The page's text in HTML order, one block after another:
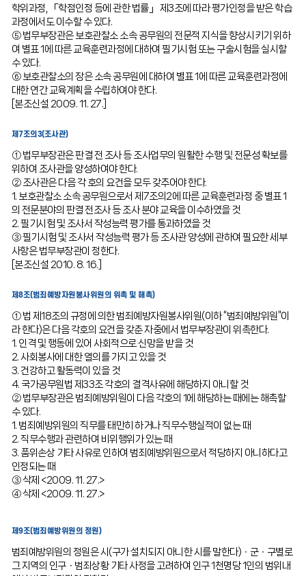
학위과정, 「학점인정 등에 관한 법률」 제3조에 따라 평가인정을 받은 학습
과정에서도 이수할 수 있다.
⑤ 법무부장관은 보호관찰소 소속 공무원의 전문적 지식을 향상시키기 위하
여 별표 1에 따른 교육훈련과정에 대하여 필기시험 또는 구술시험을 실시할
수 있다.
⑥ 보호관찰소의 장은 소속 공무원에 대하여 별표 1에 따른 교육훈련과정에
대한 연간 교육계획을 수립하여야 한다.
[본조신설 2009. 11. 27.]
제7조의3(조사관)
① 법무부장관은 판결 전 조사 등 조사업무의 원활한 수행 및 전문성 확보를
위하여 조사관을 양성하여야 한다.
② 조사관은 다음 각 호의 요건을 모두 갖추어야 한다.
1. 보호관찰소 소속 공무원으로서 제7조의2에 따른 교육훈련과정 중 별표 1
의 전문분야의 판결 전조사 등 조사 분야 교육을 이수하였을 것
2. 필기시험 및 조사서 작성능력 평가를 통과하였을 것
③ 필기시험 및 조사서 작성능력 평가 등 조사관 양성에 관하여 필요한 세부
사항은 법무부장관이 정한다.
[본조신설 2010. 8. 16.]
제8조(범죄예방자원봉사위원의 위촉 및 해촉)
① 법 제18조의 규정에 의한 범죄예방자원봉사위원(이하 “범죄예방위원”이
라 한다)은 다음 각호의 요건을 갖춘 자중에서 법무부장관이 위촉한다.
1. 인격 및 행동에 있어 사회적으로 신망을 받을 것
2. 사회봉사에 대한 열의를 가지고 있을 것
3. 건강하고 활동력이 있을 것
4. 국가공무원법 제33조 각호의 결격사유에 해당하지 아니할 것
② 법무부장관은 범죄예방위원이 다음 각호의 1에 해당하는 때에는 해촉할
수 있다.
1. 범죄예방위원의 직무를 태만히 하거나 직무수행실적이 없는 때
2. 직무수행과 관련하여 비위행위가 있는 때
3. 품위손상 기타 사유로 인하여 범죄예방위원으로서 적당하지 아니하다고
인정되는 때
③ 삭제 <2009. 11. 27.>
④ 삭제 <2009. 11. 27.>
제9조(범죄예방위원의 정원)
범죄예방위원의 정원은 시(구가 설치되지 아니한 시를 말한다)ㆍ군ㆍ구별로
그 지역의 인구ㆍ범죄상황 기타 사정을 고려하여 인구 1천명당 1인의 범위내